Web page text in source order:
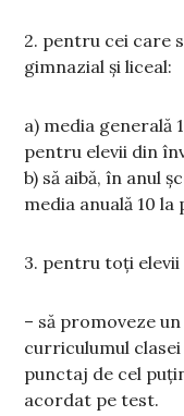
2. pentru cei care
gimnazial și liceal:
a) media generală
pentru elevii din
b) să aibă, în anul
media anuală 10
3. pentru toți
– să promoveze
curriculumul
punctaj de cel
acordat pe test.